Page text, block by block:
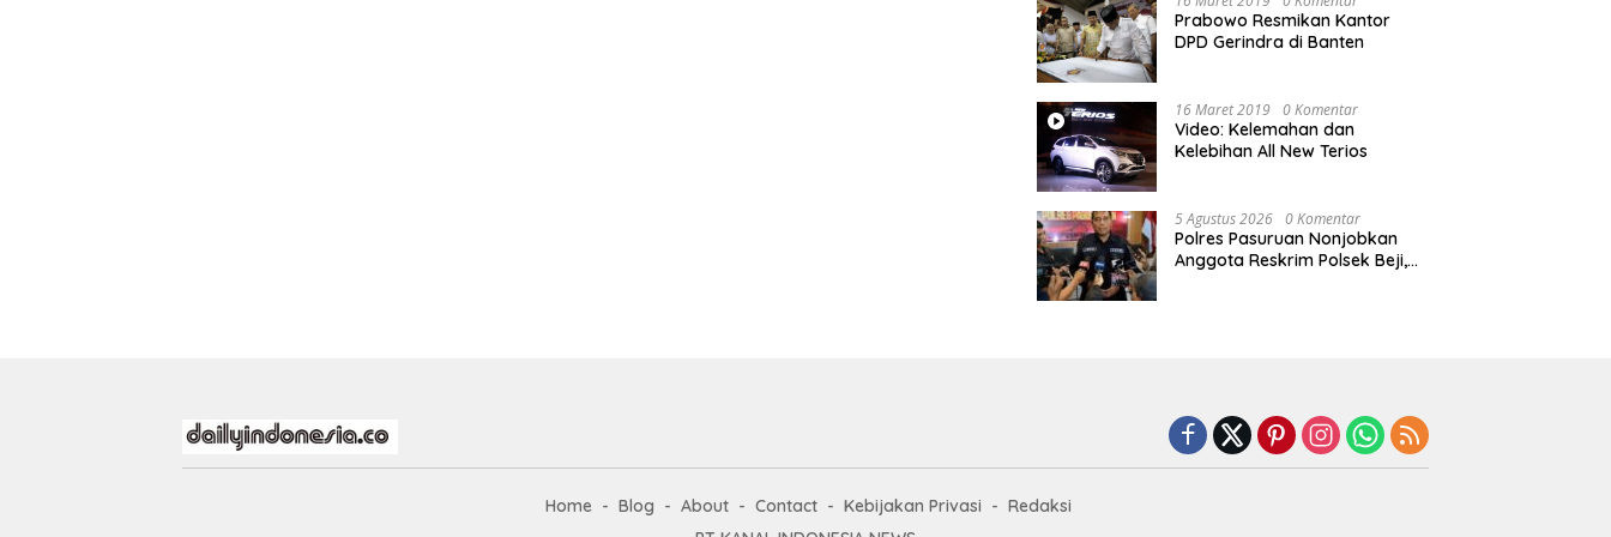
Prabowo Resmikan Kantor
DPD Gerindra di Banten
16 Maret 2019 0 Komentar
Video: Kelemahan dan
Kelebihan All New Terios
5 Agustus 2026 0 Komentar
Polres Pasuruan Nonjobkan
Anggota Reskrim Polsek Beji,
Home Blog About Contact Kebijakan Privasi
Redaksi